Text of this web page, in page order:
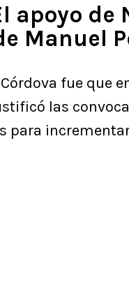
apoyo de
Manuel
fue que
las
para